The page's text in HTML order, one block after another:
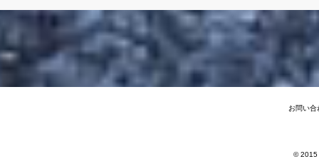
お問い合
© 2015